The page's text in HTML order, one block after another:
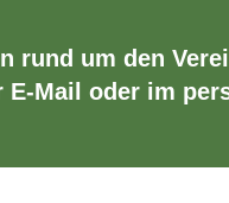
rund um den
E-Mail oder im